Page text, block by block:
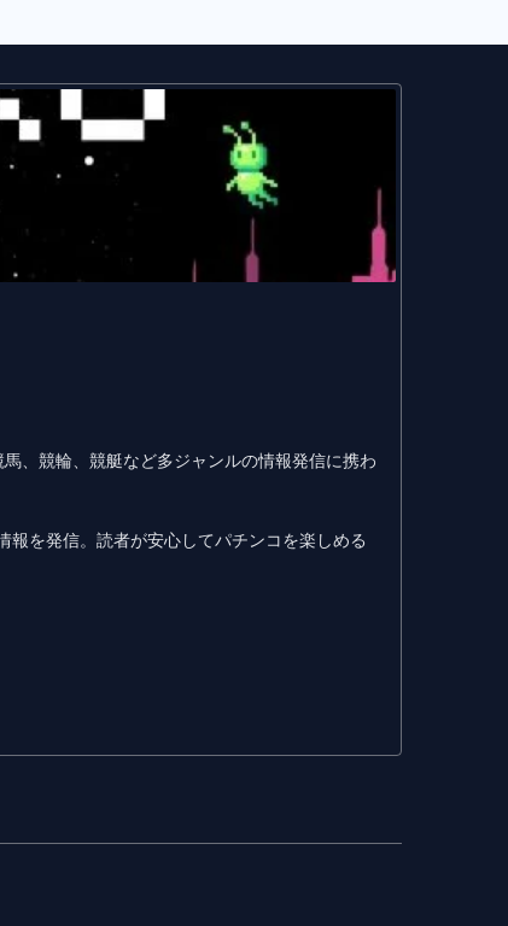
、競輪、競艇など多ジャンルの情報発信に携わ
を発信。読者が安心してパチンコを楽しめる